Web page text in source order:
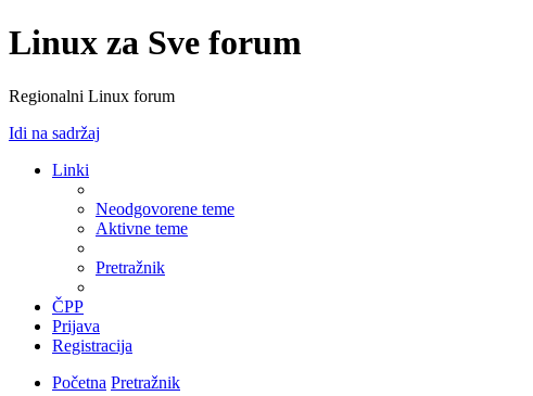
Linux za Sve forum
Regionalni Linux forum
Idi na sadržaj
Linki
Neodgovorene teme
Aktivne teme
Pretražnik
ČPP
Prijava
Registracija
Početna Pretražnik